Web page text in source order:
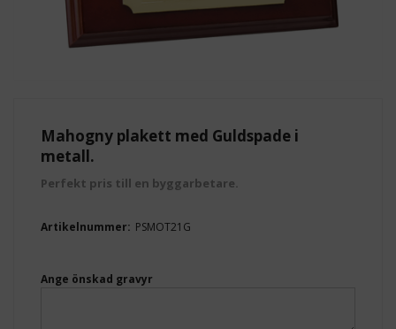
Mahogny plakett med Guldspade i
metall.
Perfekt pris till en byggarbetare.
Artikelnummer: PSMOT21G
Ange önskad gravyr